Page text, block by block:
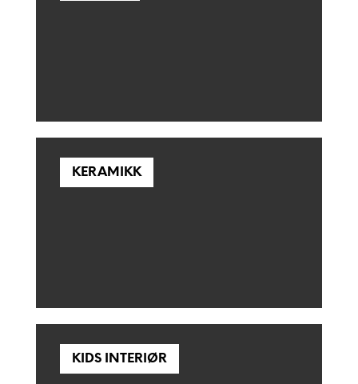
KERAMIKK
KIDS INTERIØR